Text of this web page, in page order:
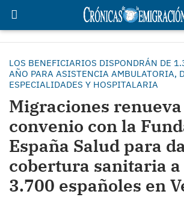
LOS BENEFICIARIOS DISPONDRÁN DE
AÑO PARA ASISTENCIA AMBULATORIA,
ESPECIALIDADES Y HOSPITALARIA
Migraciones
convenio con la
España Salud para
cobertura sanitaria a
3.700 españoles en